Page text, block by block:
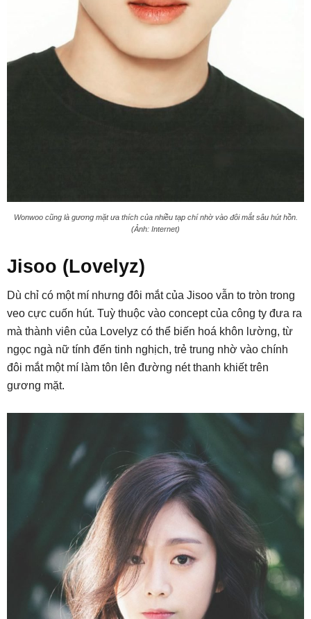
Wonwoo cũng là gương mặt ưa thích của nhiều tạp chí nhờ vào đôi mắt sâu hút hồn.
(Ảnh: Internet)
Jisoo (Lovelyz)
Dù chỉ có một mí nhưng đôi mắt của Jisoo vẫn to tròn trong
veo cực cuốn hút. Tuỳ thuộc vào concept của công ty đưa ra
mà thành viên của Lovelyz có thể biến hoá khôn lường, từ
ngọc ngà nữ tính đến tinh nghịch, trẻ trung nhờ vào chính
đôi mắt một mí làm tôn lên đường nét thanh khiết trên
gương mặt.